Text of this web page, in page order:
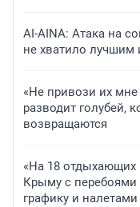
AI-AINA: Атака на
не хватило лучшим
«Не привози их мне
разводит голубей,
возвращаются
«На 18 отдыхающих
Крыму с перебоями
графику и